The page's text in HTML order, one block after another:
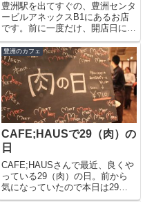
豊洲駅を出てすぐの、豊洲センタ
ービルアネックスB1にあるお店
です。前に一度だけ、開店日に行
った事があります。今日はお茶で
もしようかなという時に、店頭の
ドルチェセット（650円）が目に
止まったので入ってみました。開
店当日はすごく混んでいて、お...
豊洲のカフェ
CAFE;HAUSで29（肉）の
日
CAFE;HAUSさんで最近、良くや
っている29（肉）の日。前から
気になっていたので本日は29日
（緊急開催）ということで行って